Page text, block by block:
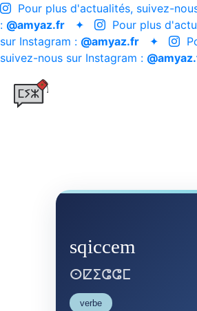
Pour plus d'actualités, suivez-
: @amyaz.fr ✦
Pour plus
sur Instagram : @amyaz.fr ✦
suivez-nous sur Instagram :
sqiccem
ⵙⵇⵉⵛⵛⵎ
verbe